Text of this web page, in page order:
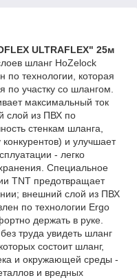
ULTRAFLEX" 25м
шланг HoZelock
по технологии, которая
по участку со шлангом.
максимальный ток
слой из ПВХ по
стенкам шланга,
и улучшает
- легко
Специальное
TNT предотвращает
внешний слой из ПВХ
по технологии Ergo
держать в руке.
труда увидеть шланг
состоит шланг,
и окружающей среды -
и вредных